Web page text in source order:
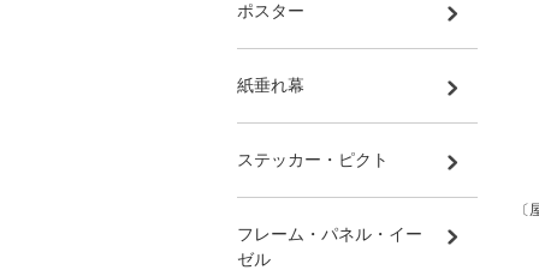
ポスター
紙垂れ幕
ステッカー・ピクト
フレーム・パネル・イー
ゼル